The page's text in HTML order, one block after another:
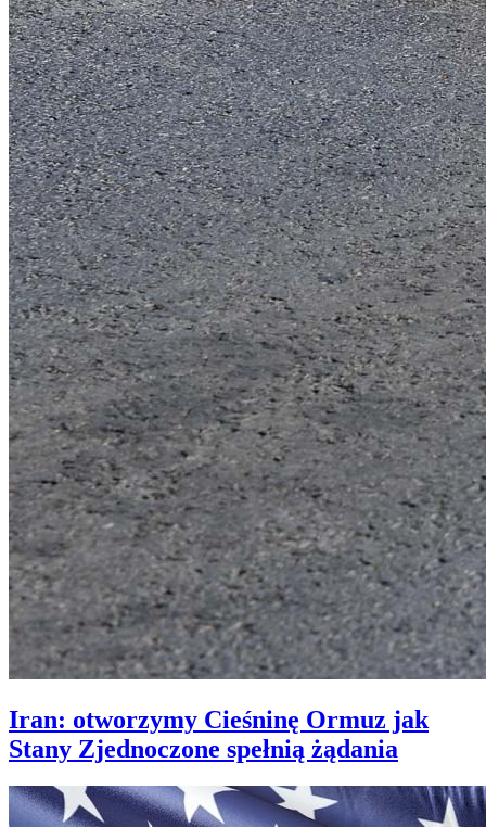
Iran: otworzymy Cieśninę Ormuz jak
Stany Zjednoczone spełnią żądania